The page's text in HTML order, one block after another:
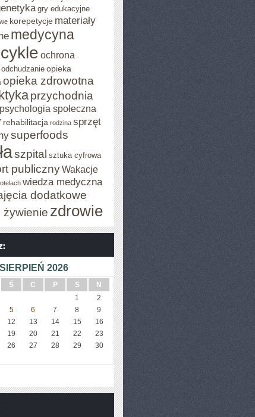
gry edukacyjne
korepetycje materiały
medycyna
ochrona
odchudzanie opieka
opieka zdrowotna
przychodnia
psychologia społeczna
rehabilitacja rodzina sprzęt
superfoods
szpital sztuka cyfrowa
publicznyWakacje
wiedza medyczna
dodatkowe
żywienie zdrowie
SIERPIEŃ 2026
Ś C P S
N
1
2
5 6 7 8
9
12 13 14 15
16
19 20 21 22
23
26 27 28 29
30